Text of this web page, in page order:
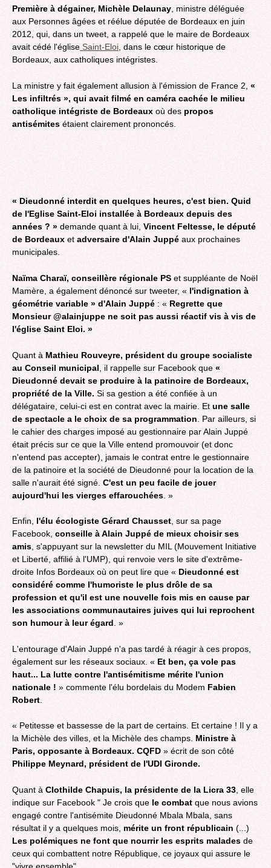
Première à dégainer, Michèle Delaunay , ministre déléguée
aux Personnes âgées et réélue députée de Bordeaux en juin
2012, qui, dans un tweet, a rappelé que le maire de Bordeaux
avait cédé l'église Saint-Eloi , dans le cœur historique de
Bordeaux, aux catholiques intégristes.
La ministre y fait également allusion à l'émission de France 2, «
Les infiltrés », qui avait filmé en caméra cachée le milieu
catholique intégriste de Bordeaux où des propos
antisémites étaient clairement prononcés.
« Dieudonné interdit en quelques heures, c'est bien. Quid
de l'Eglise Saint-Eloi installée à Bordeaux depuis des
années ? » demande quant à lui, Vincent Feltesse, le député
de Bordeaux et adversaire d'Alain Juppé aux prochaines
municipales.
Naïma Charaï, conseillère régionale PS et suppléante de Noël
Mamère, a également dénoncé sur tweeter, «l'indignation à
géométrie variable » d'Alain Juppé : « Regrette que
Monsieur @alainjuppe ne soit pas aussi réactif vis à vis de
l'église Saint Eloi. »
Quant à Mathieu Rouveyre, président du groupe socialiste
au Conseil municipal , il rappelle sur Facebook que «
Dieudonné devait se produire à la patinoire de Bordeaux,
propriété de la Ville. Si sa gestion a été confiée à un
délégataire, celui-ci est en contrat avec la mairie. Etune salle
de spectacle a le choix de sa programmation . Par ailleurs, si
le cahier des charges imposé au gestionnaire par Alain Juppé
était précis sur ce que la Ville entend promouvoir (et donc
n'entend pas accepter), jamais le contrat entre le gestionnaire
de la patinoire et la société de Dieudonné pour la location de la
salle n'aurait été signé. C'est un peu facile de jouer
aujourd'hui les vierges effarouchées . »
Enfin, l'élu écologiste Gérard Chausset , sur sa page
Facebook, conseille à Alain Juppé de mieux choisir ses
amis , s'appuyant sur la newsletter du MIL (Mouvement Initiative
et Liberté, affilié à l'UMP), qui renvoie vers le site d'extrême-
droite Infos Bordeaux où on peut lire que « Dieudonné est
considéré comme l'humoriste le plus drôle de sa
profession et qu'il est une nouvelle fois mis en cause par
les associations communautaires juives qui lui reprochent
son humour à leur égard . »
L'entourage d'Alain Juppé n'a pas tardé à réagir à ces propos,
également sur les réseaux sociaux. « Et ben, ça vole pas
haut... La lutte contre l'antisémitisme mérite l'union
nationale ! » commente l'élu bordelais du Modem Fabien
Robert
« Petitesse et bassesse de la part de certains. Et certaine ! Il y a
la Michèle des villes, et la Michèle des champs. Ministre à
Paris, opposante à Bordeaux. CQFD » écrit de son côté
Philippe Meynard, président de l'UDI Gironde.
Quant à Clothilde Chapuis, la présidente de la Licra 33 , elle
indique sur Facebook " Je crois que le combat que nous avions
engagé contre l'antisémite Dieudonné Mbala Mbala, sans
résultat il y a quelques mois, mérite un front républicain (...)
Les polémiques ne font que nourrir les esprits malades de
ceux qui combattent notre République, ce joyaux qui assure le